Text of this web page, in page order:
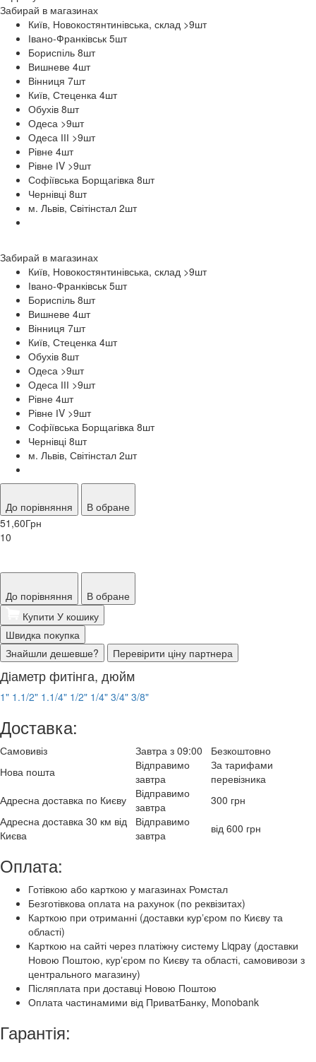
Забирай в магазинах
Київ, Новокостянтинівська, склад >9шт
Івано-Франківськ 5шт
Бориспіль 8шт
Вишневе 4шт
Вінниця 7шт
Київ, Стеценка 4шт
Обухів 8шт
Одеса >9шт
Одеса ІІІ >9шт
Рівне 4шт
Рівне ІV >9шт
Софіївська Борщагівка 8шт
Чернівці 8шт
м. Львів, Світінстал 2шт
Забирай в магазинах
Київ, Новокостянтинівська, склад >9шт
Івано-Франківськ 5шт
Бориспіль 8шт
Вишневе 4шт
Вінниця 7шт
Київ, Стеценка 4шт
Обухів 8шт
Одеса >9шт
Одеса ІІІ >9шт
Рівне 4шт
Рівне ІV >9шт
Софіївська Борщагівка 8шт
Чернівці 8шт
м. Львів, Світінстал 2шт
До порівняння
В обране
51,60Грн
10
До порівняння
В обране
Купити У кошику
Швидка покупка
Знайшли дешевше?
Перевірити ціну партнера
Діаметр фитінга, дюйм
1" 1.1/2" 1.1/4" 1/2" 1/4" 3/4" 3/8"
Доставка:
Самовивіз Завтра з 09:00
Безкоштовно
Нова пошта
Відправимо
завтра
За тарифами
перевізника
Адресна доставка по Києву
Відправимо
завтра
300 грн
Адресна доставка 30 км від
Києва
Відправимо
завтра
від 600 грн
Оплата:
Готівкою або карткою у магазинах Ромстал
Безготівкова оплата на рахунок (по реквізитах)
Карткою при отриманні (доставки курʼєром по Києву та
області)
Карткою на сайті через платіжну систему Liqpay (доставки
Новою Поштою, курʼєром по Києву та області, самовивози з
центрального магазину)
Післяплата при доставці Новою Поштою
Оплата частинамими від ПриватБанку, Monobank
Гарантія: